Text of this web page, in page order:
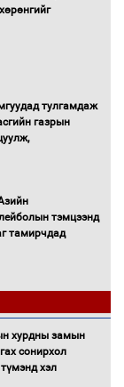
тулгамдаж
газрын
тэмцээнд
тамирчдад
түлшний онцгой
хурдны замын
сонирхол
хэл